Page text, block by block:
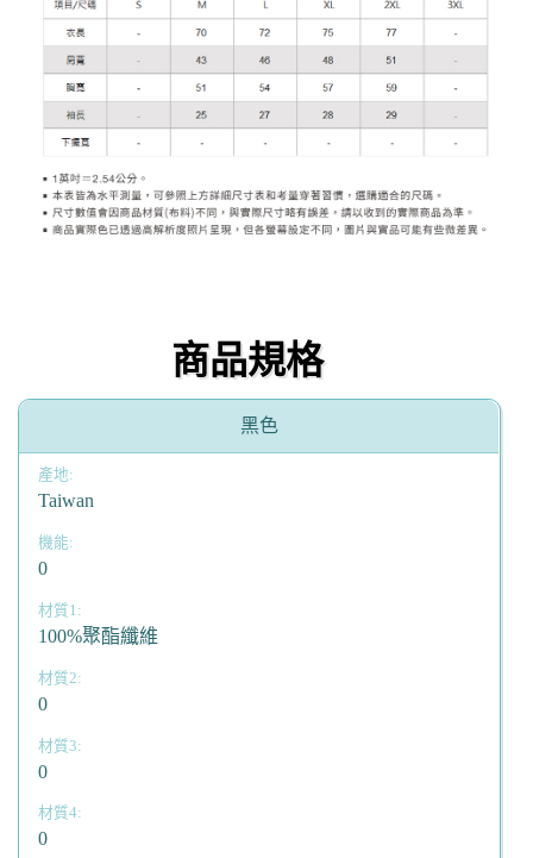
商品規格
黑色
Taiwan
0
100%聚酯纖維
0
0
0